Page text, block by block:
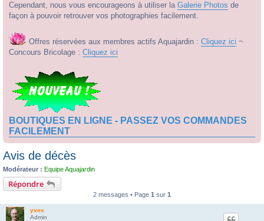
Cependant, nous vous encourageons à utiliser la Galerie Photos de
façon à pouvoir retrouver vos photographies facilement.
Offres réservées aux membres actifs Aquajardin : Cliquez ici ~
Concours Bricolage : Cliquez ici
BOUTIQUES EN LIGNE - PASSEZ VOS COMMANDES
FACILEMENT
Avis de décès
Modérateur : Equipe Aquajardin
Répondre
2 messages • Page 1 sur 1
yves
Admin